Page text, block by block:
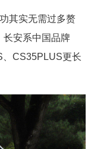
其实无需过多赘
长安系中国品牌
CS35PLUS更长